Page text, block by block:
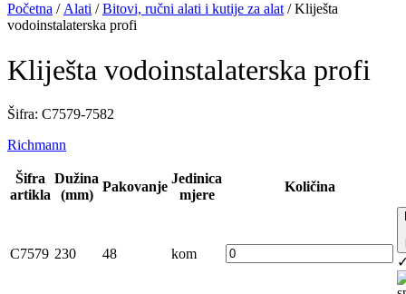
Početna / Alati /Bitovi, ručni alati i kutije za alat / Kliješta
vodoinstalaterska profi
Kliješta vodoinstalaterska profi
Šifra: C7579-7582
Richmann
Šifra
artikla
Dužina
(mm)
Pakovanje
Jedinica
mjere
Količina
C7579 230 48 kom